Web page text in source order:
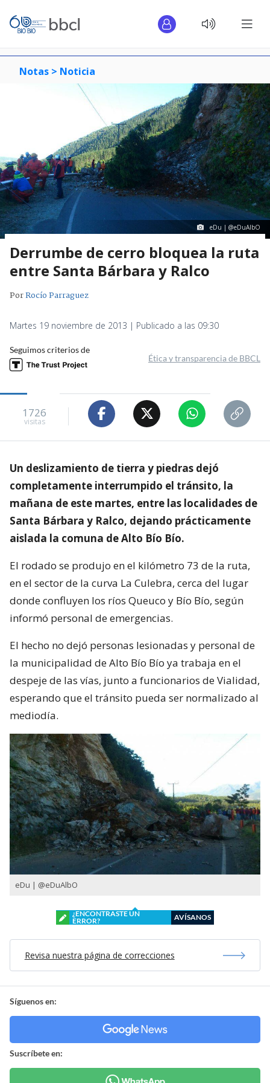
Notas > Noticia
eDu ‏| @eDuAlbO
Derrumbe de cerro bloquea la ruta
entre Santa Bárbara y Ralco
PorRocío Parraguez
Martes 19 noviembre de 2013 | Publicado a las 09:30
Seguimos criterios de
Ética y transparencia de BBCL
1726
visitas
Un deslizamiento de tierra y piedras dejó
completamente interrumpido el tránsito, la
mañana de este martes, entre las localidades de
Santa Bárbara y Ralco, dejando prácticamente
aislada la comuna de Alto Bío Bío.
El rodado se produjo en el kilómetro 73 de la ruta,
en el sector de la curva La Culebra, cerca del lugar
donde confluyen los ríos Queuco y Bío Bío, según
informó personal de emergencias.
El hecho no dejó personas lesionadas y personal de
la municipalidad de Alto Bío Bío ya trabaja en el
despeje de las vías, junto a funcionarios de Vialidad,
esperando que el tránsito pueda ser normalizado al
mediodía.
eDu ‏| @eDuAlbO
¿ENCONTRASTE UN
ERROR?
AVÍSANOS
Revisa nuestra página de correcciones
Síguenos en:
Suscríbete en: